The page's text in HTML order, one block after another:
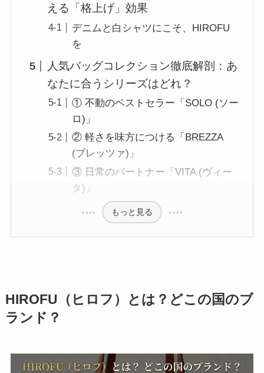
える「格上げ」効果
デニムと白シャツにこそ、HIROFU
を
人気バッグコレクション徹底解剖：あ
なたに合うシリーズはどれ？
① 不動のベストセラー「SOLO (ソー
ロ)」
② 軽さを味方につける「BREZZA
(ブレッツァ)」
③ 日常のパートナー「VITA (ヴィー
タ)」
もっと見る
HIROFU（ヒロフ）とは？どこの国のブ
ランド？